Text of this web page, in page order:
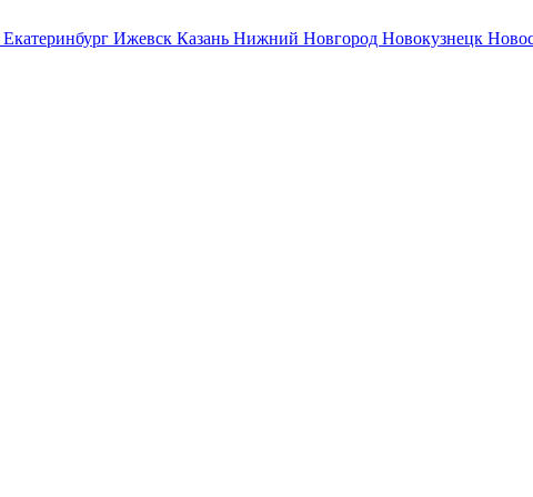
Екатеринбург Ижевск Казань Нижний Новгород Новокузнецк